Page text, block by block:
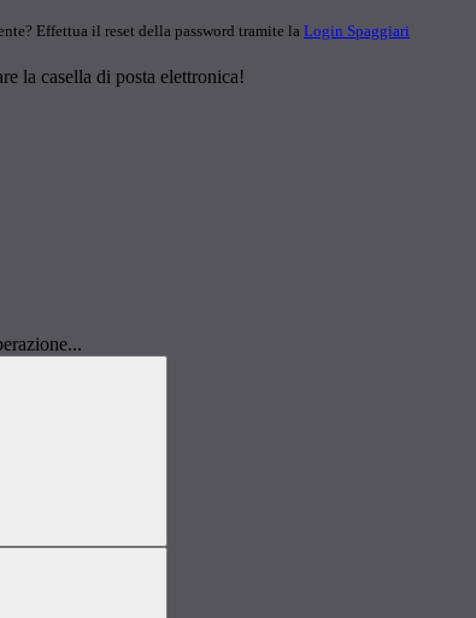
Effettua il reset della password tramite la Login Spaggiari
la casella di posta elettronica!